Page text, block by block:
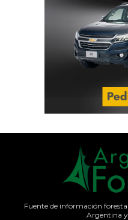
Fuente de información
Argentina